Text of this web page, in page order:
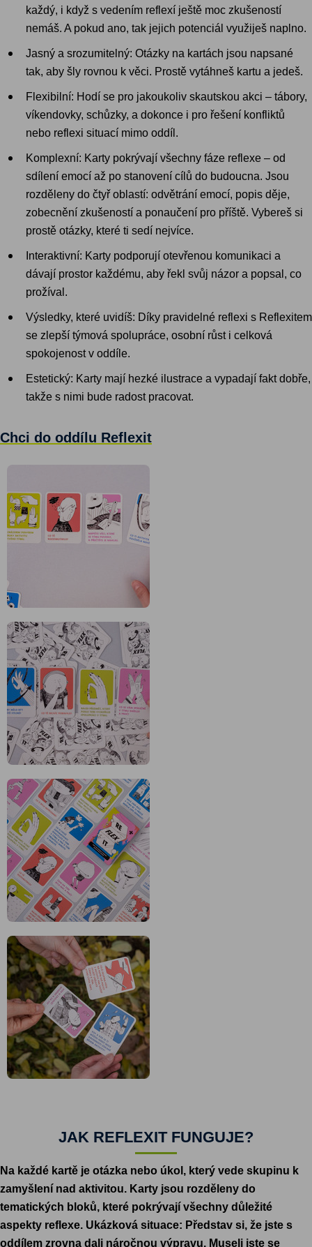
každý, i když s vedením reflexí ještě moc zkušeností
nemáš. A pokud ano, tak jejich potenciál využiješ naplno.
Jasný a srozumitelný: Otázky na kartách jsou napsané
tak, aby šly rovnou k věci. Prostě vytáhneš kartu a jedeš.
Flexibilní: Hodí se pro jakoukoliv skautskou akci – tábory,
víkendovky, schůzky, a dokonce i pro řešení konfliktů
nebo reflexi situací mimo oddíl.
Komplexní: Karty pokrývají všechny fáze reflexe – od
sdílení emocí až po stanovení cílů do budoucna. Jsou
rozděleny do čtyř oblastí: odvětrání emocí, popis děje,
zobecnění zkušeností a ponaučení pro příště. Vybereš si
prostě otázky, které ti sedí nejvíce.
Interaktivní: Karty podporují otevřenou komunikaci a
dávají prostor každému, aby řekl svůj názor a popsal, co
prožíval.
Výsledky, které uvidíš: Díky pravidelné reflexi s Reflexitem
se zlepší týmová spolupráce, osobní růst i celková
spokojenost v oddíle.
Estetický: Karty mají hezké ilustrace a vypadají fakt dobře,
takže s nimi bude radost pracovat.
Chci do oddílu Reflexit
JAK REFLEXIT FUNGUJE?
Na každé kartě je otázka nebo úkol, který vede skupinu k
zamyšlení nad aktivitou. Karty jsou rozděleny do
tematických bloků, které pokrývají všechny důležité
aspekty reflexe. Ukázková situace: Představ si, že jste s
oddílem zrovna dali náročnou výpravu. Museli jste se